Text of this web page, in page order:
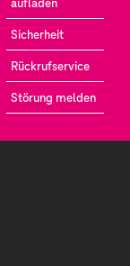
aufladen
Sicherheit
Rückrufservice
Störung melden